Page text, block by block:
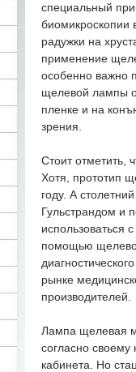
специальный
биомикроскопии
радужки на
применение
особенно важно
щелевой лампы
пленке и на
зрения.
Стоит отметить,
Хотя, прототип
году. А
Гульстрандом и
использоваться
помощью
рынке
производителей.
Лампа щелевая
согласно
кабинета. Но